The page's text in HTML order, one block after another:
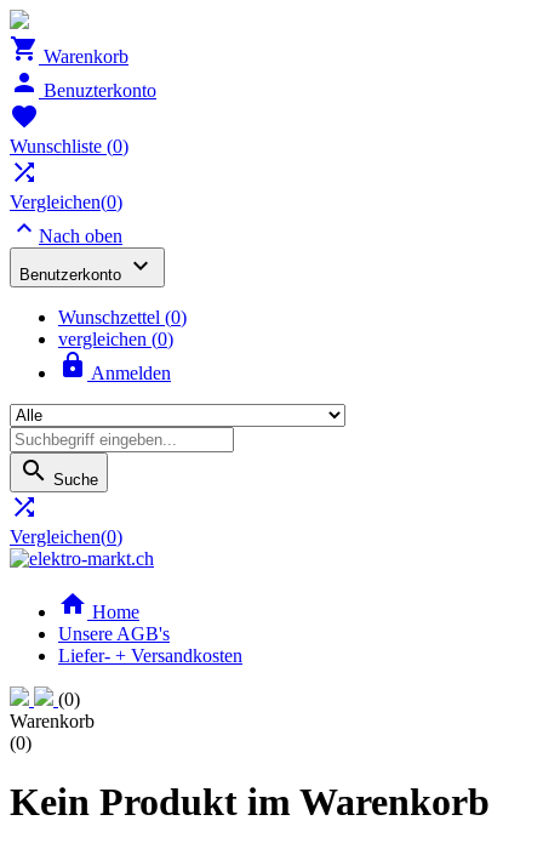
 Warenkorb
 Benuzterkonto

Wunschliste (0)

Vergleichen(0)
 Nach oben
Benutzerkonto 
Wunschzettel (0)
vergleichen (0)
 Anmelden
 Suche

Vergleichen(0)
 Home
Unsere AGB's
Liefer- + Versandkosten
(0)
Warenkorb
(0)
Kein Produkt im Warenkorb